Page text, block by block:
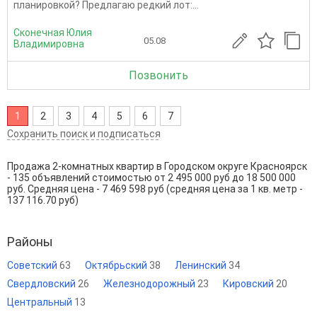
планировкой? Предлагаю редкий лот:...
Сконечная Юлия
Владимировна
05.08
Позвонить
1 2 3 4 5 6
7
Сохранить поиск и подписаться
Продажа 2-комнатных квартир в Городском округе Красноярск
- 135 объявлений стоимостью от 2 495 000 руб до 18 500 000
руб. Средняя цена - 7 469 598 руб (средняя цена за 1 кв. метр -
137 116.70 руб)
Районы
Советский 63 Октябрьский 38 Ленинский 34
Свердловский 26 Железнодорожный 23 Кировский 20
Центральный 13